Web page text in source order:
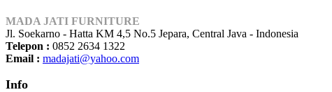
MADA JATI FURNITURE
Jl. Soekarno - Hatta KM 4,5 No.5 Jepara, Central Java - Indonesia
Telepon : 0852 2634 1322
Email : madajati@yahoo.com
Info